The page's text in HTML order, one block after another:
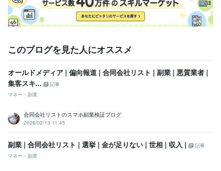
このブログを見た人にオススメ
オールドメディア | 偏向報道 | 合同会社リスト | 副業 | 悪質業者 |
集客スキ...
記事
マネー・副業
合同会社リストのスマホ副業検証ブログ
2026/02/13 11:45
副業 | 合同会社リスト | 選挙 | 金が足りない | 世相 | 収入 |
記事
マネー・副業